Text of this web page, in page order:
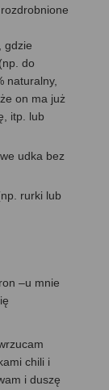
gdzie
do
naturalny,
on ma już
itp. lub
udka bez
rurki lub
–u mnie
chili i
i duszę